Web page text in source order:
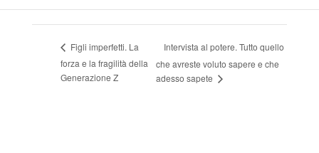
Figli imperfetti. La
forza e la fragilità della
Generazione Z
Intervista al potere. Tutto quello
che avreste voluto sapere e che
adesso sapete